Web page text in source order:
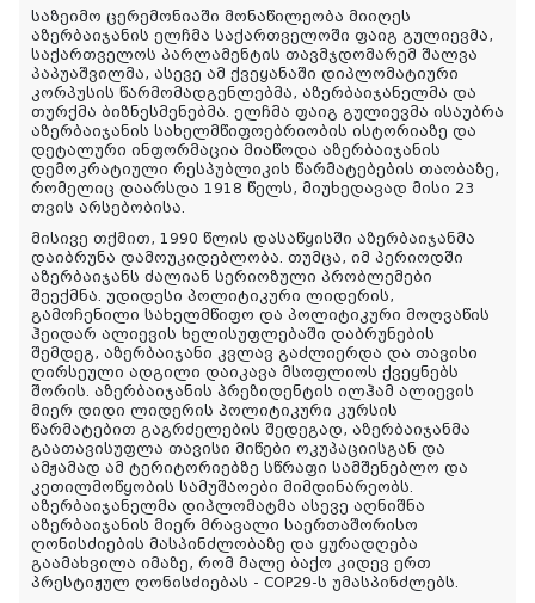
საზეიმო ცერემონიაში მონაწილეობა მიიღეს
აზერბაიჯანის ელჩმა საქართველოში ფაიგ გულიევმა,
საქართველოს პარლამენტის თავმჯდომარემ შალვა
პაპუაშვილმა, ასევე ამ ქვეყანაში დიპლომატიური
კორპუსის წარმომადგენლებმა, აზერბაიჯანელმა და
თურქმა ბიზნესმენებმა. ელჩმა ფაიგ გულიევმა ისაუბრა
აზერბაიჯანის სახელმწიფოებრიობის ისტორიაზე და
დეტალური ინფორმაცია მიაწოდა აზერბაიჯანის
დემოკრატიული რესპუბლიკის წარმატებების თაობაზე,
რომელიც დაარსდა 1918 წელს, მიუხედავად მისი 23
თვის არსებობისა.
მისივე თქმით, 1990 წლის დასაწყისში აზერბაიჯანმა
დაიბრუნა დამოუკიდებლობა. თუმცა, იმ პერიოდში
აზერბაიჯანს ძალიან სერიოზული პრობლემები
შეექმნა. უდიდესი პოლიტიკური ლიდერის,
გამოჩენილი სახელმწიფო და პოლიტიკური მოღვაწის
ჰეიდარ ალიევის ხელისუფლებაში დაბრუნების
შემდეგ, აზერბაიჯანი კვლავ გაძლიერდა და თავისი
ღირსეული ადგილი დაიკავა მსოფლიოს ქვეყნებს
შორის. აზერბაიჯანის პრეზიდენტის ილჰამ ალიევის
მიერ დიდი ლიდერის პოლიტიკური კურსის
წარმატებით გაგრძელების შედეგად, აზერბაიჯანმა
გაათავისუფლა თავისი მიწები ოკუპაციისგან და
ამჟამად ამ ტერიტორიებზე სწრაფი სამშენებლო და
კეთილმოწყობის სამუშაოები მიმდინარეობს.
აზერბაიჯანელმა დიპლომატმა ასევე აღნიშნა
აზერბაიჯანის მიერ მრავალი საერთაშორისო
ღონისძიების მასპინძლობაზე და ყურადღება
გაამახვილა იმაზე, რომ მალე ბაქო კიდევ ერთ
პრესტიჟულ ღონისძიებას - COP29-ს უმასპინძლებს.